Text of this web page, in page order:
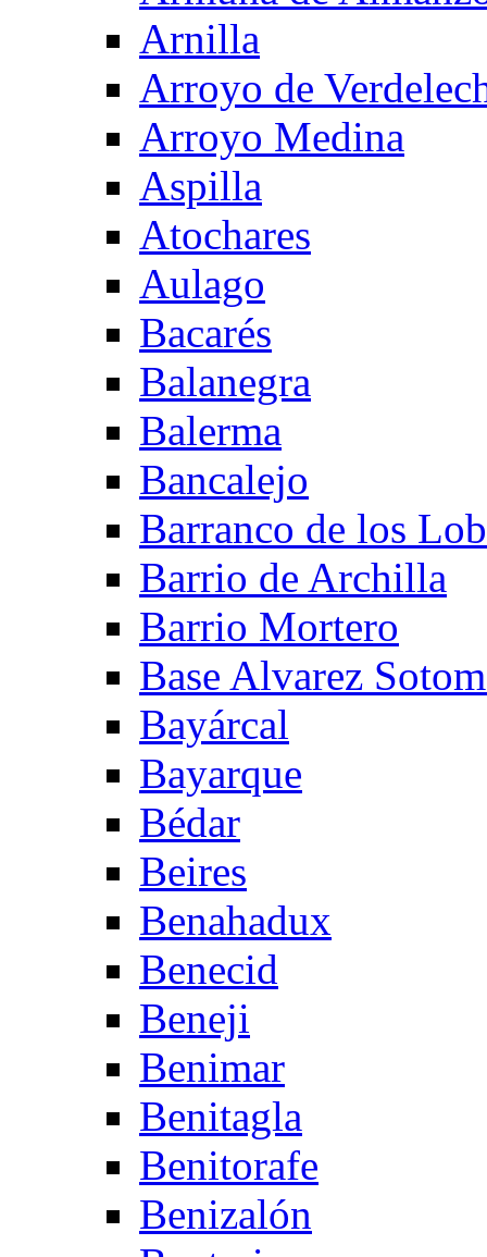
Arnilla
Arroyo de
Arroyo Medina
Aspilla
Atochares
Aulago
Bacarés
Balanegra
Balerma
Bancalejo
Barranco de los
Barrio de Archilla
Barrio Mortero
Base Alvarez
Bayárcal
Bayarque
Bédar
Beires
Benahadux
Benecid
Beneji
Benimar
Benitagla
Benitorafe
Benizalón